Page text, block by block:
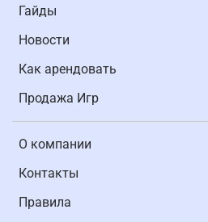
Гайды
Новости
Как арендовать
Продажа Игр
О компании
Контакты
Правила